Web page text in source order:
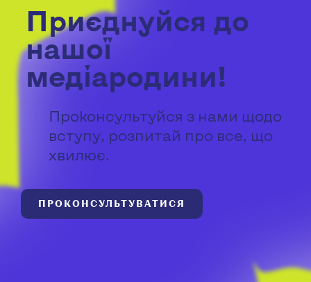
Приєднуйся до
нашої
медіародини!
Проконсультуйся з нами щодо
вступу, розпитай про все, що
хвилює.
ПРОКОНСУЛЬТУВАТИСЯ